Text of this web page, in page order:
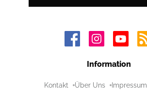
Information
Kontakt Über Uns Impressum